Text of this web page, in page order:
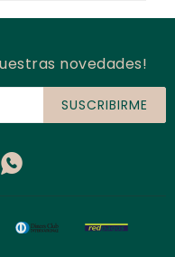
novedades!
SUSCRIBIRME
